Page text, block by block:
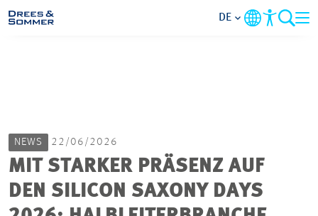
IM FOKUS
DE
NEWS 22/06/2026
MIT STARKER PRÄSENZ AUF
DEN SILICON SAXONY DAYS